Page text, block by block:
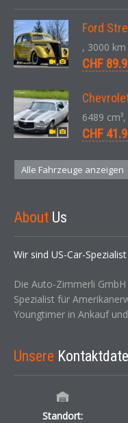
, 3000 km
CHF
6489
CHF
Alle Fahrzeuge anzeigen
About Us
Wir sind US-Car-Spezialist
Die Auto-Zimmerli
Spezialist für
Youngtimer in Ankauf
Unsere
Standort: